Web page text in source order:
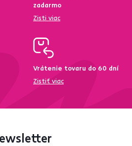
zadarmo
Zisti viac
Vrátenie tovaru do 60 dní
Zistiť viac